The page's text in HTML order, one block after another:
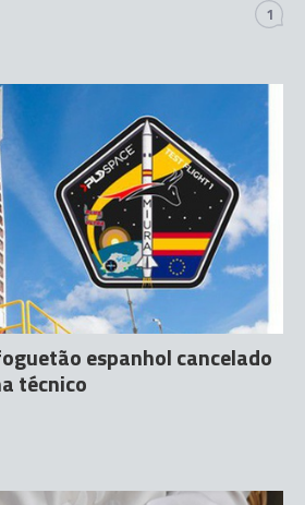
1
espanhol cancelado
técnico